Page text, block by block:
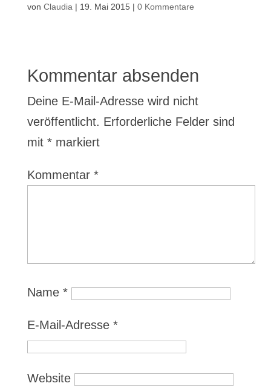
von Claudia | 19. Mai 2015| 0 Kommentare
Kommentar absenden
Deine E-Mail-Adresse wird nicht
veröffentlicht. Erforderliche Felder sind
mit *markiert
Kommentar *
Name *
E-Mail-Adresse *
Website